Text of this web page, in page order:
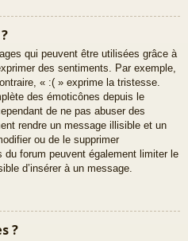
qui peuvent être utilisées grâce à
des sentiments. Par exemple,
« :( » exprime la tristesse.
des émoticônes depuis le
de ne pas abuser des
rendre un message illisible et un
ou de le supprimer
forum peuvent également limiter le
d’insérer à un message.
?